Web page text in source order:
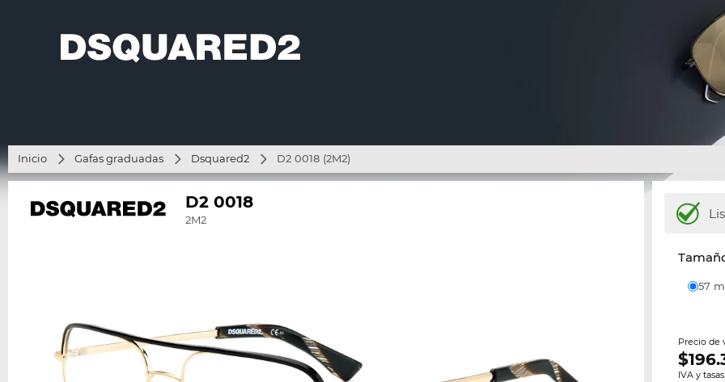
Inicio Gafas graduadas Dsquared2 D2 0018 (2M2)
D2 0018
2M2
57
Precio de
$
IVA y